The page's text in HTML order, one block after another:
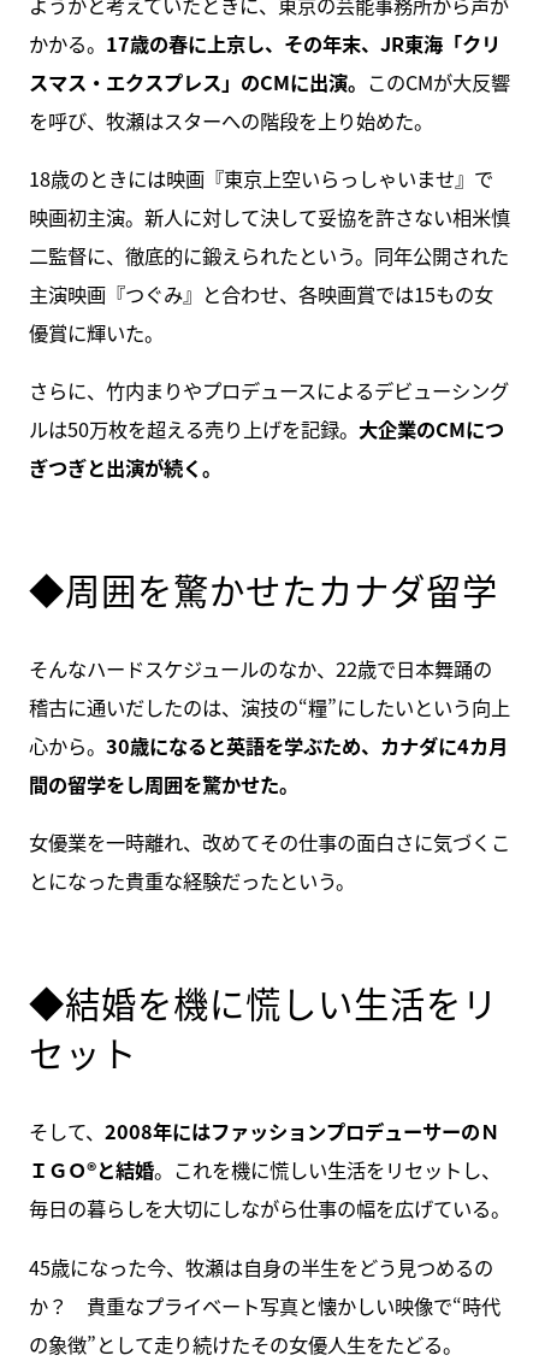
かかる。 17歳の春に上京し、その年末、JR東海「クリ
スマス・エクスプレス」のCMに出演。 このCMが大反響
を呼び、牧瀬はスターへの階段を上り始めた。
18歳のときには映画『東京上空いらっしゃいませ』で
映画初主演。新人に対して決して妥協を許さない相米慎
二監督に、徹底的に鍛えられたという。同年公開された
主演映画『つぐみ』と合わせ、各映画賞では15もの女
優賞に輝いた。
さらに、竹内まりやプロデュースによるデビューシング
ルは50万枚を超える売り上げを記録。 大企業のCMにつ
ぎつぎと出演が続く。
◆周囲を驚かせたカナダ留学
そんなハードスケジュールのなか、22歳で日本舞踊の
稽古に通いだしたのは、演技の“糧”にしたいという向上
心から。 30歳になると英語を学ぶため、カナダに4カ月
間の留学をし周囲を驚かせた。
女優業を一時離れ、改めてその仕事の面白さに気づくこ
とになった貴重な経験だったという。
◆結婚を機に慌しい生活をリ
セット
そして、 2008年にはファッションプロデューサーのＮ
ＩＧＯ®と結婚。これを機に慌しい生活をリセットし、
毎日の暮らしを大切にしながら仕事の幅を広げている。
45歳になった今、牧瀬は自身の半生をどう見つめるの
か？ 貴重なプライベート写真と懐かしい映像で“時代
の象徴”として走り続けたその女優人生をたどる。